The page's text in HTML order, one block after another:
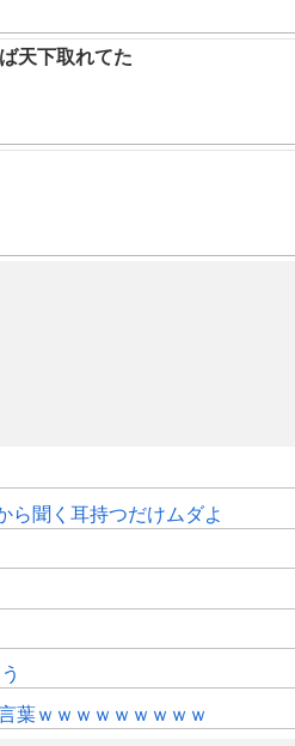
天下取れてた
ら聞く耳持つだけムダよ
葉ｗｗｗｗｗｗｗｗｗ